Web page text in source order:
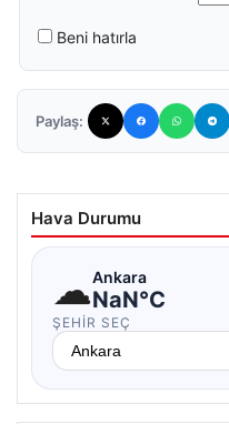
Beni hatırla
Paylaş:
Hava Durumu
☁Ankara
NaN°C
ŞEHIR SEÇ